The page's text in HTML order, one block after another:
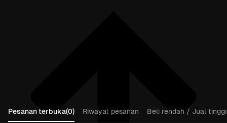
Pesanan terbuka(0) Riwayat pesanan
Beli rendah / Jual tinggi